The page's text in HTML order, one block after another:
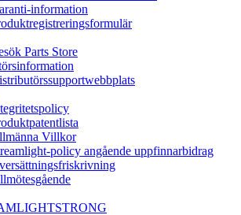
information
Parts Store
Villkor
policy angående uppfinnarbidrag